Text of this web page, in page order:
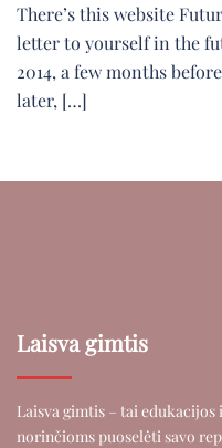
There’s this website
letter to yourself in the
2014, a few months
later, […]
Laisva gimtis
Laisva gimtis – tai
norinčioms puoselėti savo